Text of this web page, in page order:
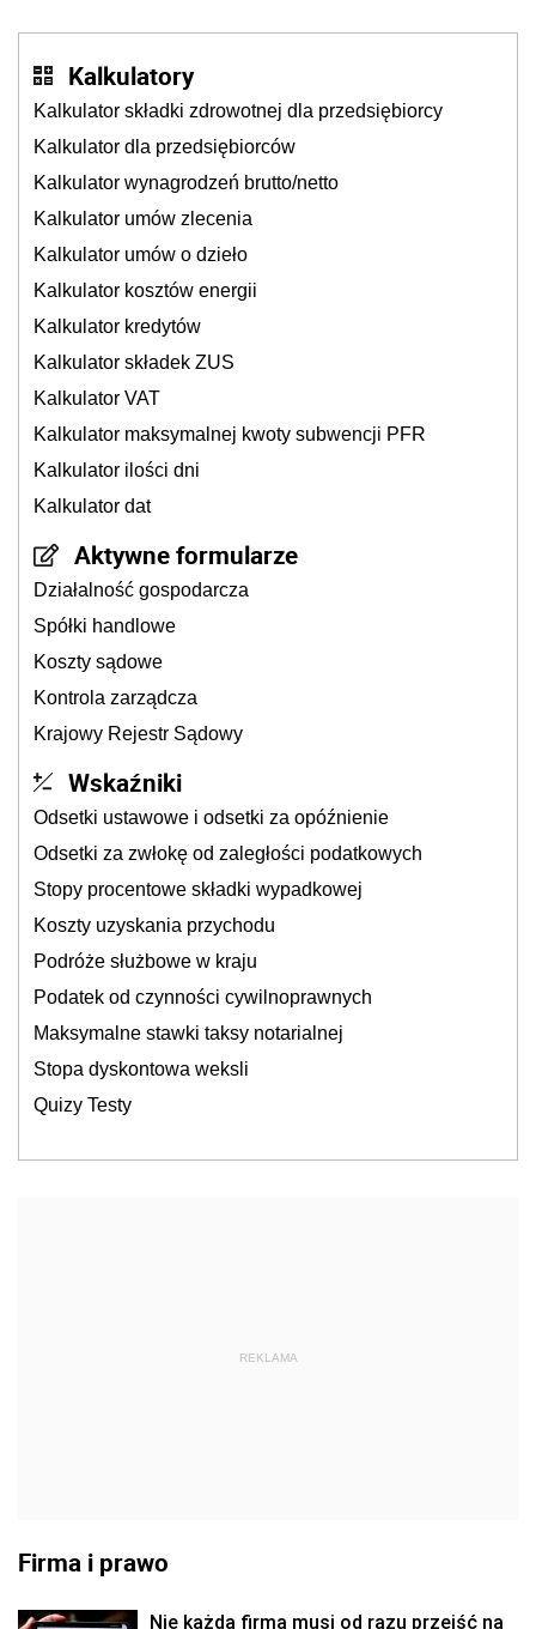
Kalkulatory
Kalkulator składki zdrowotnej dla przedsiębiorcy
Kalkulator dla przedsiębiorców
Kalkulator wynagrodzeń brutto/netto
Kalkulator umów zlecenia
Kalkulator umów o dzieło
Kalkulator kosztów energii
Kalkulator kredytów
Kalkulator składek ZUS
Kalkulator VAT
Kalkulator maksymalnej kwoty subwencji PFR
Kalkulator ilości dni
Kalkulator dat
Aktywne formularze
Działalność gospodarcza
Spółki handlowe
Koszty sądowe
Kontrola zarządcza
Krajowy Rejestr Sądowy
Wskaźniki
Odsetki ustawowe i odsetki za opóźnienie
Odsetki za zwłokę od zaległości podatkowych
Stopy procentowe składki wypadkowej
Koszty uzyskania przychodu
Podróże służbowe w kraju
Podatek od czynności cywilnoprawnych
Maksymalne stawki taksy notarialnej
Stopa dyskontowa weksli
Quizy Testy
REKLAMA
Firma i prawo
Nie każda firma musi od razu przejść na